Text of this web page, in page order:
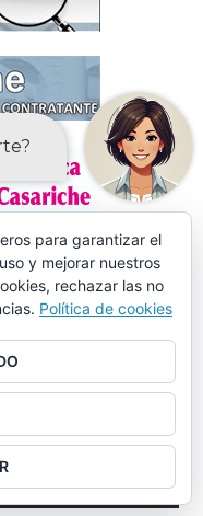
CASARICHE
para garantizar el
y mejorar nuestros
rechazar las no
Política de cookies